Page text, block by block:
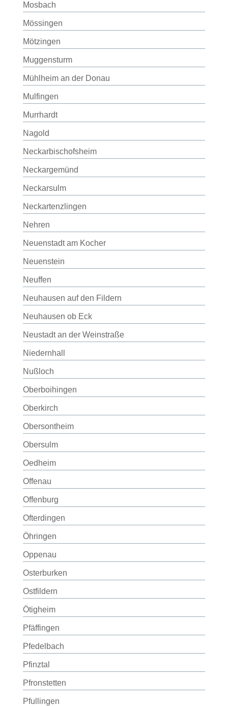
Mosbach
Mössingen
Mötzingen
Muggensturm
Mühlheim an der Donau
Mulfingen
Murrhardt
Nagold
Neckarbischofsheim
Neckargemünd
Neckarsulm
Neckartenzlingen
Nehren
Neuenstadt am Kocher
Neuenstein
Neuffen
Neuhausen auf den Fildern
Neuhausen ob Eck
Neustadt an der Weinstraße
Niedernhall
Nußloch
Oberboihingen
Oberkirch
Obersontheim
Obersulm
Oedheim
Offenau
Offenburg
Ofterdingen
Öhringen
Oppenau
Osterburken
Ostfildern
Ötigheim
Pfäffingen
Pfedelbach
Pfinztal
Pfronstetten
Pfullingen